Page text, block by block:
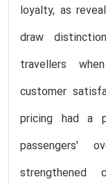
loyalty, as
draw
travellers
customer
pricing had a
passengers'
strengthened